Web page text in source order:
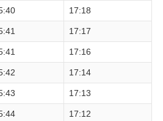
17:18
17:17
17:16
17:14
17:13
17:12